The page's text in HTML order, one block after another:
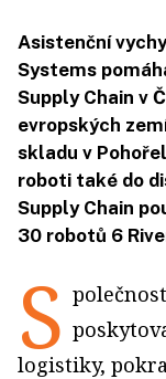
Asistenční
Systems
Supply Chain v
evropských
skladu v
roboti také do
Supply Chain
30 robotů 6
S
logistiky,